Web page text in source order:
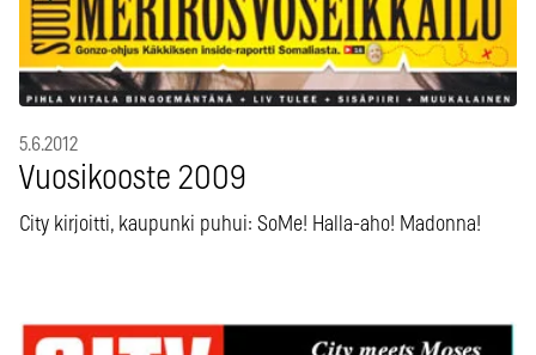
5.6.2012
Vuosikooste 2009
City kirjoitti, kaupunki puhui: SoMe! Halla-aho! Madonna!